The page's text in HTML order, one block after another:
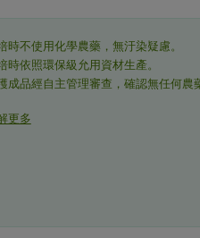
時不使用化學農藥，無汙染疑慮。
時依照環保級允用資材生產。
成品經自主管理審查，確認無任何農
更多